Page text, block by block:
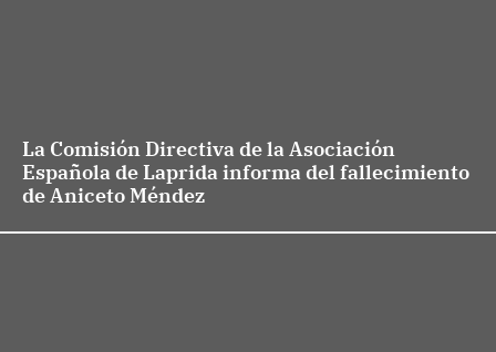
La Comisión Directiva de la Asociación
Española de Laprida informa del fallecimiento
de Aniceto Méndez